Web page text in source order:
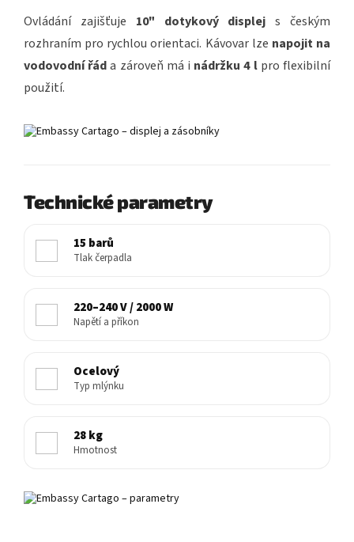
Ovládání zajišťuje 10" dotykový displej s českým
rozhraním pro rychlou orientaci. Kávovar lze napojit na
vodovodní řáda zároveň má i nádržku 4 lpro flexibilní
použití.
Technické parametry
15 barů
Tlak čerpadla
220–240 V / 2000 W
Napětí a příkon
Ocelový
Typ mlýnku
28 kg
Hmotnost